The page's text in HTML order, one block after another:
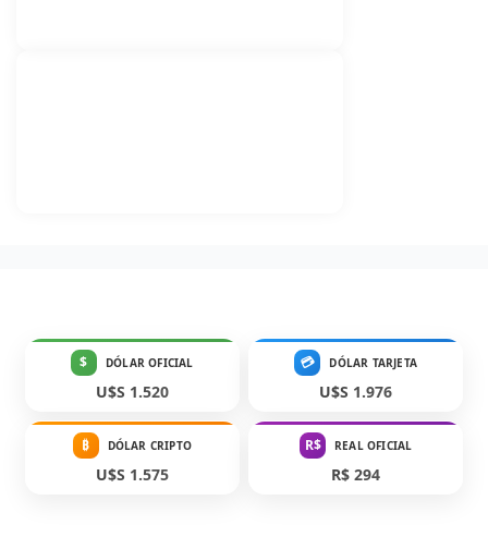
$ DÓLAR OFICIAL
U$S 1.520
💳 DÓLAR TARJETA
U$S 1.976
₿ DÓLAR CRIPTO
U$S 1.575
R$ REAL OFICIAL
R$ 294